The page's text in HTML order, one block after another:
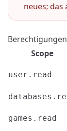
neues;
Berechtigungen
Scope
user.read
games.read